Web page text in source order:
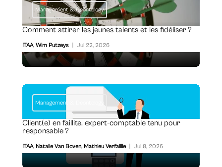
Management & Deontology
Comment attirer les jeunes talents et les fidéliser ?
ITAA, Wim Putzeys Jul 22, 2026
Management & Deontology
Client(e) en faillite, expert-comptable tenu pour
responsable ?
ITAA, Natalie Van Boven, Mathieu Verfaillie Jul 8, 2026